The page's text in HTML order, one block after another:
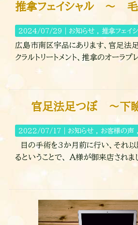
2024/07/29｜ お知らせ 推拿フェイ
広島市南区宇品にあります、官足法足
クラルトリートメント、推拿のオーラプ
官足法足つぼ ～下
2022/07/17｜ お知らせ お客様の声
目の手術を3か月前に行い、それ
るということで、 A様が御来店されま